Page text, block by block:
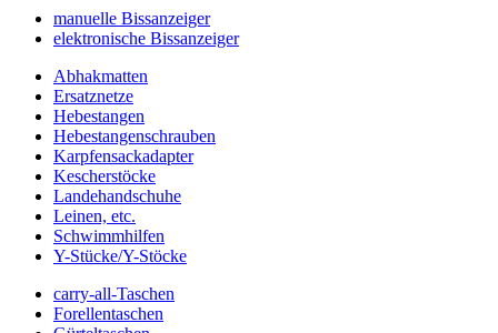
manuelle Bissanzeiger
elektronische Bissanzeiger
Abhakmatten
Ersatznetze
Hebestangen
Hebestangenschrauben
Karpfensackadapter
Kescherstöcke
Landehandschuhe
Leinen, etc.
Schwimmhilfen
Y-Stücke/Y-Stöcke
carry-all-Taschen
Forellentaschen